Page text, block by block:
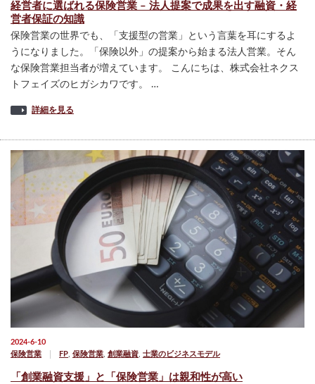
経営者に選ばれる保険営業 – 法人提案で成果を出す融資・経
営者保証の知識
保険営業の世界でも、「支援型の営業」という言葉を耳にするよ
うになりました。「保険以外」の提案から始まる法人営業。そん
な保険営業担当者が増えています。 こんにちは、株式会社ネクス
トフェイズのヒガシカワです。 …
詳細を見る
2024-6-10
保険営業
FP, 保険営業, 創業融資, 士業のビジネスモデル
「創業融資支援」と「保険営業」は親和性が高い